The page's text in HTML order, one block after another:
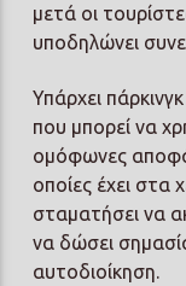
μετά οι
υποδηλώνει
Υπάρχει
που μπορεί να
ομόφωνες
οποίες έχει στα
σταματήσει να
να δώσει
αυτοδιοίκηση.